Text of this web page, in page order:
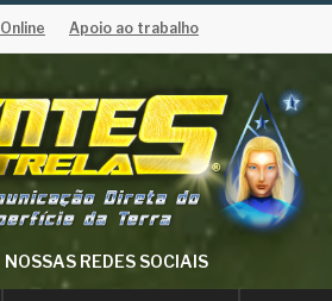
Apoio ao trabalho
NOSSAS REDES SOCIAIS